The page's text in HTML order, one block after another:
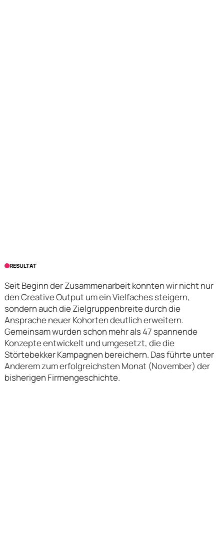
RESULTAT
Seit Beginn der Zusammenarbeit konnten wir nicht nur
den Creative Output um ein Vielfaches steigern,
sondern auch die Zielgruppenbreite durch die
Ansprache neuer Kohorten deutlich erweitern.
Gemeinsam wurden schon mehr als 47 spannende
Konzepte entwickelt und umgesetzt, die die
Störtebekker Kampagnen bereichern. Das führte unter
Anderem zum erfolgreichsten Monat (November) der
bisherigen Firmengeschichte.